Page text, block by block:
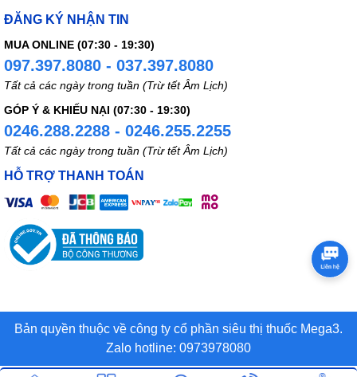
ĐĂNG KÝ NHẬN TIN
MUA ONLINE (07:30 - 19:30)
097.397.8080 - 037.397.8080
Tất cả các ngày trong tuần (Trừ tết Âm Lịch)
GÓP Ý & KHIẾU NẠI (07:30 - 19:30)
0246.288.2288 - 0246.255.2255
Tất cả các ngày trong tuần (Trừ tết Âm Lịch)
HỖ TRỢ THANH TOÁN
Bản quyền thuộc về công ty cổ phần siêu thị thuốc Mega3.
Zalo hotline: 0973978080